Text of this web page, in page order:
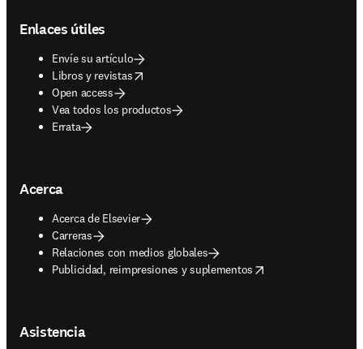
Enlaces útiles
Envíe su artículo
Libros y revistas
opens in new tab/window
Open access
Vea todos los productos
Errata
Acerca
Acerca de Elsevier
Carreras
Relaciones con medios globales
Publicidad, reimpresiones y suplementos
opens in new tab/window
Asistencia